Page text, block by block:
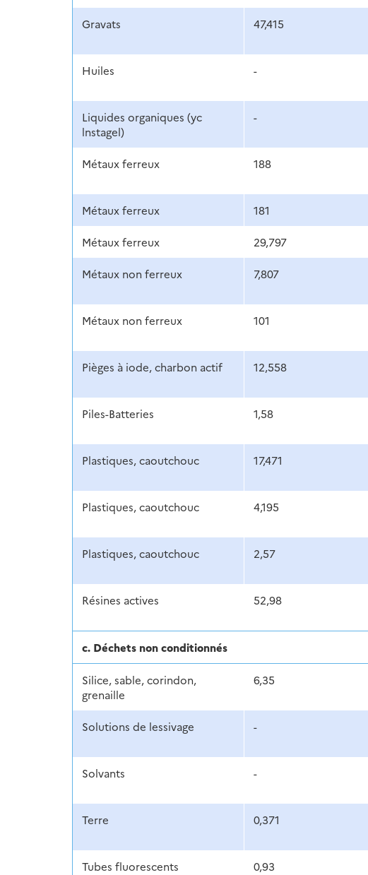
Gravats 47,415
Huiles -
Liquides organiques (yc
lnstagel)
-
Métaux ferreux 188
Métaux ferreux 181
Métaux ferreux 29,797
Métaux non ferreux 7,807
Métaux non ferreux 101
Pièges à iode, charbon actif 12,558
Piles-Batteries 1,58
Plastiques, caoutchouc 17,471
Plastiques, caoutchouc 4,195
Plastiques, caoutchouc 2,57
Résines actives 52,98
c. Déchets non conditionnés
Silice, sable, corindon,
grenaille
6,35
Solutions de lessivage -
Solvants -
Terre 0,371
Tubes fluorescents 0,93